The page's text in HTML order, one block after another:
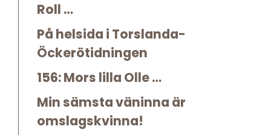
Roll …
På helsida i Torslanda-
Öckerötidningen
156: Mors lilla Olle …
Min sämsta väninna är
omslagskvinna!